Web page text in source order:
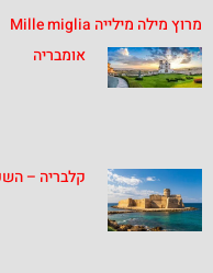
מרוץ מילה מילייה Mille miglia
אומבריה
קלבריה –